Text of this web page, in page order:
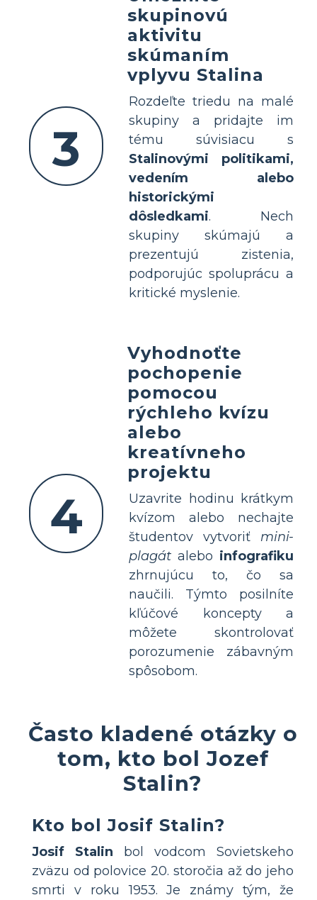
3
skupinovú
aktivitu
skúmaním
vplyvu Stalina
Rozdeľte triedu na malé
skupiny a pridajte im
tému súvisiacu s
Stalinovými politikami,
vedením alebo
historickými
dôsledkami. Nech
skupiny skúmajú a
prezentujú zistenia,
podporujúc spoluprácu a
kritické myslenie.
4
Vyhodnoťte
pochopenie
pomocou
rýchleho kvízu
alebo
kreatívneho
projektu
Uzavrite hodinu krátkym
kvízom alebo nechajte
študentov vytvoriť mini-
plagát alebo infografiku
zhrnujúcu to, čo sa
naučili. Týmto posilníte
kľúčové koncepty a
môžete skontrolovať
porozumenie zábavným
spôsobom.
Často kladené otázky o
tom, kto bol Jozef
Stalin?
Kto bol Josif Stalin?
Josif Stalin bol vodcom Sovietskeho
zväzu od polovice 20. storočia až do jeho
smrti v roku 1953. Je známy tým, že